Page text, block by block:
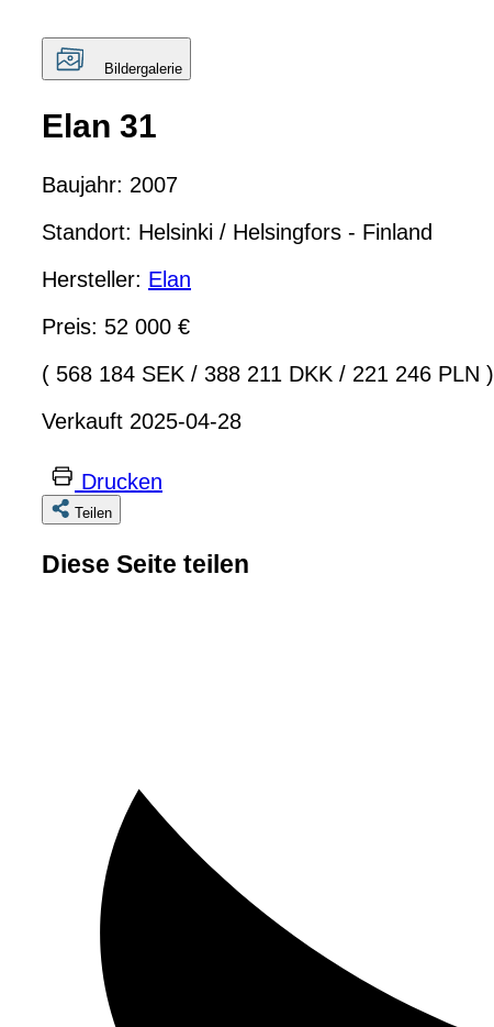
Bildergalerie
Elan 31
Baujahr: 2007
Standort: Helsinki / Helsingfors - Finland
Hersteller: Elan
Preis: 52 000 €
( 568 184 SEK / 388 211 DKK / 221 246 PLN )
Verkauft 2025-04-28
Drucken
Teilen
Diese Seite teilen